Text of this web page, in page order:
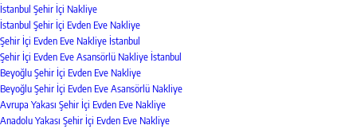
İstanbul Şehir İçi Nakliye
İstanbul Şehir İçi Evden Eve Nakliye
Şehir İçi Evden Eve Nakliye İstanbul
Şehir İçi Evden Eve Asansörlü Nakliye İstanbul
Beyoğlu Şehir İçi Evden Eve Nakliye
Beyoğlu Şehir İçi Evden Eve Asansörlü Nakliye
Avrupa Yakası Şehir İçi Evden Eve Nakliye
Anadolu Yakası Şehir İçi Evden Eve Nakliye